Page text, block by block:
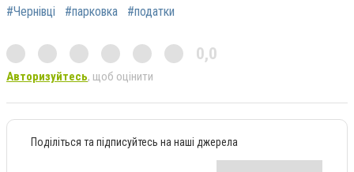
#Чернівці #парковка #податки
0,0
Авторизуйтесь, щоб оцінити
Поділіться та підписуйтесь на наші джерела